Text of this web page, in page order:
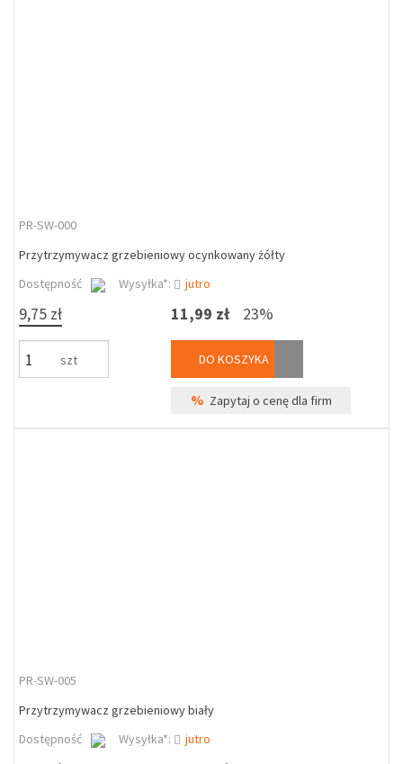
PR-SW-000
Przytrzymywacz grzebieniowy ocynkowany żółty
Dostępność
Wysyłka*: jutro
9,75 zł
szt
11,99 zł 23%
DO KOSZYKA
% Zapytaj o cenę dla firm
PR-SW-005
Przytrzymywacz grzebieniowy biały
Dostępność
Wysyłka*: jutro